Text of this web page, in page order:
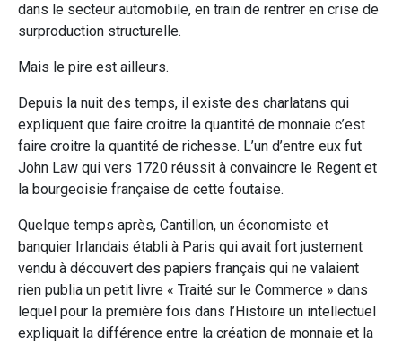
dans le secteur automobile, en train de rentrer en crise de
surproduction structurelle.
Mais le pire est ailleurs.
Depuis la nuit des temps, il existe des charlatans qui
expliquent que faire croitre la quantité de monnaie c’est
faire croitre la quantité de richesse. L’un d’entre eux fut
John Law qui vers 1720 réussit à convaincre le Regent et
la bourgeoisie française de cette foutaise.
Quelque temps après, Cantillon, un économiste et
banquier Irlandais établi à Paris qui avait fort justement
vendu à découvert des papiers français qui ne valaient
rien publia un petit livre « Traité sur le Commerce » dans
lequel pour la première fois dans l’Histoire un intellectuel
expliquait la différence entre la création de monnaie et la